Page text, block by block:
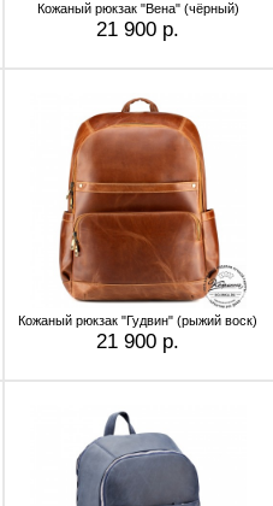
Кожаный рюкзак "Вена" (чёрный)
21 900 р.
Кожаный рюкзак "Гудвин" (рыжий воск)
21 900 р.